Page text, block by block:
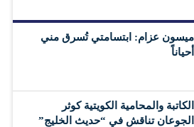
ميسون عزام: ابتسامتي تُسرق مني
أحياناً
الكاتبة والمحامية الكويتية كوثر
الجوعان تناقش في “حديث الخليج”